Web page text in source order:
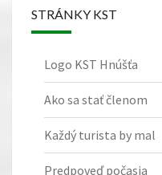
STRÁNKY KST
Logo KST Hnúšťa
Ako sa stať členom
Každý turista by mal
Predpoveď počasia